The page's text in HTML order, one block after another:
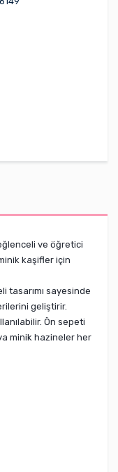
ve öğretici
kaşifler için
tasarımı sayesinde
geliştirir.
Ön sepeti
minik hazineler her